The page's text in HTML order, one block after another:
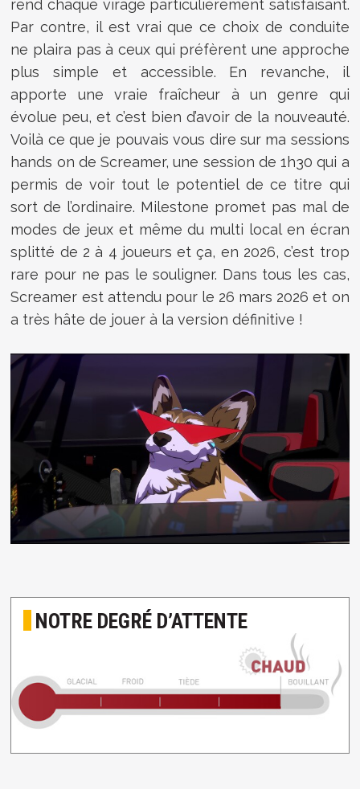
rend chaque virage particulièrement satisfaisant.
Par contre, il est vrai que ce choix de conduite
ne plaira pas à ceux qui préfèrent une approche
plus simple et accessible. En revanche, il
apporte une vraie fraîcheur à un genre qui
évolue peu, et c’est bien d’avoir de la nouveauté.
Voilà ce que je pouvais vous dire sur ma sessions
hands on de Screamer, une session de 1h30 qui a
permis de voir tout le potentiel de ce titre qui
sort de l’ordinaire. Milestone promet pas mal de
modes de jeux et même du multi local en écran
splitté de 2 à 4 joueurs et ça, en 2026, c’est trop
rare pour ne pas le souligner. Dans tous les cas,
Screamer est attendu pour le 26 mars 2026 et on
a très hâte de jouer à la version définitive !
NOTRE DEGRÉ D’ATTENTE